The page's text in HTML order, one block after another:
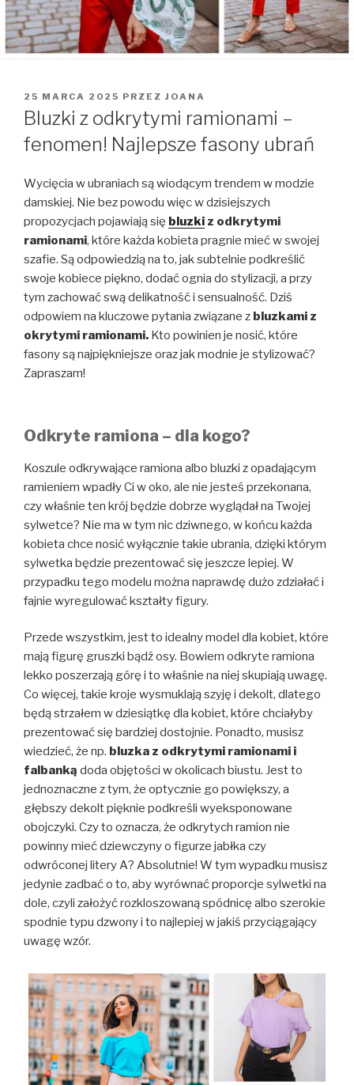
OPUBLIKOWANE
W
25 MARCA 2025 PRZEZ JOANA
Bluzki z odkrytymi ramionami –
fenomen! Najlepsze fasony ubrań
Wycięcia w ubraniach są wiodącym trendem w modzie
damskiej. Nie bez powodu więc w dzisiejszych
propozycjach pojawiają się bluzki z odkrytymi
ramionami, które każda kobieta pragnie mieć w swojej
szafie. Są odpowiedzią na to, jak subtelnie podkreślić
swoje kobiece piękno, dodać ognia do stylizacji, a przy
tym zachować swą delikatność i sensualność. Dziś
odpowiem na kluczowe pytania związane z bluzkami z
okrytymi ramionami. Kto powinien je nosić, które
fasony są najpiękniejsze oraz jak modnie je stylizować?
Zapraszam!
Odkryte ramiona – dla kogo?
Koszule odkrywające ramiona albo bluzki z opadającym
ramieniem wpadły Ci w oko, ale nie jesteś przekonana,
czy właśnie ten krój będzie dobrze wyglądał na Twojej
sylwetce? Nie ma w tym nic dziwnego, w końcu każda
kobieta chce nosić wyłącznie takie ubrania, dzięki którym
sylwetka będzie prezentować się jeszcze lepiej. W
przypadku tego modelu można naprawdę dużo zdziałać i
fajnie wyregulować kształty figury.
Przede wszystkim, jest to idealny model dla kobiet, które
mają figurę gruszki bądź osy. Bowiem odkryte ramiona
lekko poszerzają górę i to właśnie na niej skupiają uwagę.
Co więcej, takie kroje wysmuklają szyję i dekolt, dlatego
będą strzałem w dziesiątkę dla kobiet, które chciałyby
prezentować się bardziej dostojnie. Ponadto, musisz
wiedzieć, że np. bluzka z odkrytymi ramionami i
falbanką doda objętości w okolicach biustu. Jest to
jednoznaczne z tym, że optycznie go powiększy, a
głębszy dekolt pięknie podkreśli wyeksponowane
obojczyki. Czy to oznacza, że odkrytych ramion nie
powinny mieć dziewczyny o figurze jabłka czy
odwróconej litery A? Absolutnie! W tym wypadku musisz
jedynie zadbać o to, aby wyrównać proporcje sylwetki na
dole, czyli założyć rozkloszowaną spódnicę albo szerokie
spodnie typu dzwony i to najlepiej w jakiś przyciągający
uwagę wzór.